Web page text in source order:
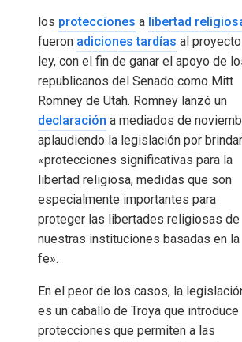
los protecciones a libertad
fueron adiciones tardías al
ley, con el fin de ganar el apoyo de
republicanos del Senado como Mitt
Romney de Utah. Romney lanzó un
declaración a mediados de
aplaudiendo la legislación por brindar
«protecciones significativas para la
libertad religiosa, medidas que son
especialmente importantes para
proteger las libertades religiosas de
nuestras instituciones basadas en la
fe».
En el peor de los casos, la
es un caballo de Troya que introduce
protecciones que permiten a las